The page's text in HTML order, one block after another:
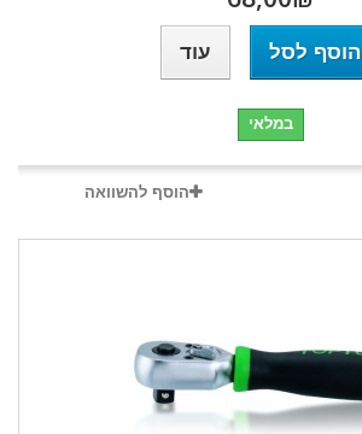
הוסף לסל עוד
במלאי
הוסף להשוואה